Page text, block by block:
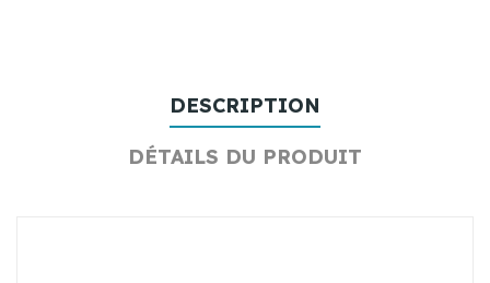
DESCRIPTION
DÉTAILS DU PRODUIT